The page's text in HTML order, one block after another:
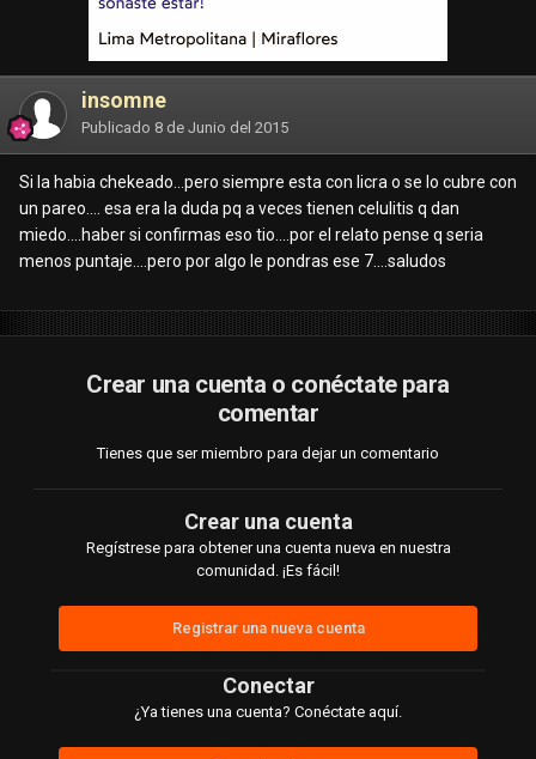
insomne
Publicado 8 de Junio del 2015
Si la habia chekeado...pero siempre esta con licra o se lo cubre con
un pareo.... esa era la duda pq a veces tienen celulitis q dan
miedo....haber si confirmas eso tio....por el relato pense q seria
menos puntaje....pero por algo le pondras ese 7....saludos
Crear una cuenta o conéctate para
comentar
Tienes que ser miembro para dejar un comentario
Crear una cuenta
Regístrese para obtener una cuenta nueva en nuestra
comunidad. ¡Es fácil!
Registrar una nueva cuenta
Conectar
¿Ya tienes una cuenta? Conéctate aquí.